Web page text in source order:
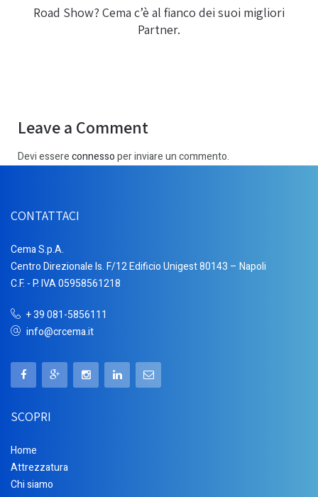
Road Show? Cema c’è al fianco dei suoi migliori
Partner.
Leave a Comment
Devi essereconnessoper inviare un commento.
CONTATTACI
Cema S.p.A.
Centro Direzionale Is. F/12 Edificio Unigest 80143 – Napoli
C.F. - P. IVA 05958561218
+ 39 081-5856111
info@crcema.it
SCOPRI
Home
Attrezzatura
Chi siamo